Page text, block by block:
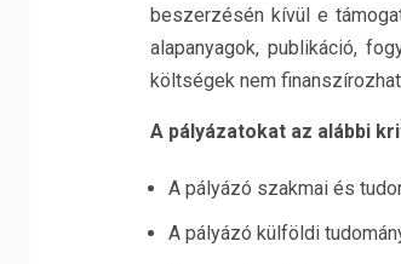
beszerzésén kívül e
alapanyagok, publikáció,
költségek nem
A pályázatokat az alábbi
A pályázó szakmai és
A pályázó külföldi